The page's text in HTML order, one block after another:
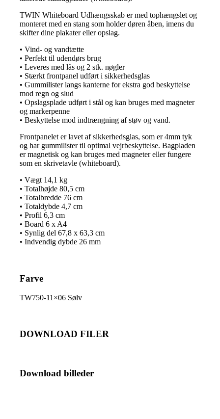
TWIN Whiteboard Udhængsskab er med tophængslet og
monteret med en stang som holder døren åben, imens du
skifter dine plakater eller opslag.
• Vind- og vandtætte
• Perfekt til udendørs brug
• Leveres med lås og 2 stk. nøgler
• Stærkt frontpanel udført i sikkerhedsglas
• Gummilister langs kanterne for ekstra god beskyttelse
mod regn og slud
• Opslagsplade udført i stål og kan bruges med magneter
og markerpenne
• Beskyttelse mod indtrængning af støv og vand.
Frontpanelet er lavet af sikkerhedsglas, som er 4mm tyk
og har gummilister til optimal vejrbeskyttelse. Bagpladen
er magnetisk og kan bruges med magneter eller fungere
som en skrivetavle (whiteboard).
• Vægt 14,1 kg
• Totalhøjde 80,5 cm
• Totalbredde 76 cm
• Totaldybde 4,7 cm
• Profil 6,3 cm
• Board 6 x A4
• Synlig del 67,8 x 63,3 cm
• Indvendig dybde 26 mm
Farve
TW750-11×06 Sølv
DOWNLOAD FILER
Download billeder